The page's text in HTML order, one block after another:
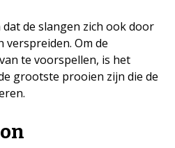
de slangen zich ook door
verspreiden. Om de
te voorspellen, is het
grootste prooien zijn die de